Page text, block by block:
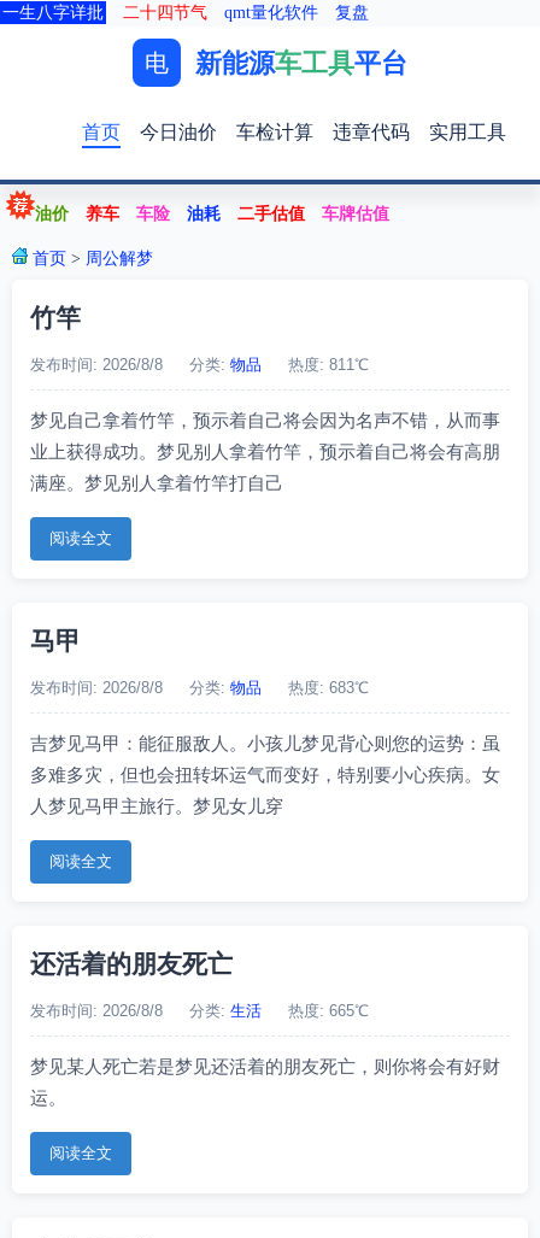
一生八字详批 二十四节气 qmt量化软件 复盘
电 新能源车工具平台
首页 今日油价 车检计算 违章代码 实用工具
油价 养车 车险 油耗 二手估值 车牌估值
首页 > 周公解梦
竹竿
发布时间: 2026/8/8 分类: 物品 热度: 811℃
梦见自己拿着竹竿，预示着自己将会因为名声不错，从而事
业上获得成功。梦见别人拿着竹竿，预示着自己将会有高朋
满座。梦见别人拿着竹竿打自己
阅读全文
马甲
发布时间: 2026/8/8 分类: 物品 热度: 683℃
吉梦见马甲：能征服敌人。小孩儿梦见背心则您的运势：虽
多难多灾，但也会扭转坏运气而变好，特别要小心疾病。女
人梦见马甲主旅行。梦见女儿穿
阅读全文
还活着的朋友死亡
发布时间: 2026/8/8 分类: 生活 热度: 665℃
梦见某人死亡若是梦见还活着的朋友死亡，则你将会有好财
运。
阅读全文